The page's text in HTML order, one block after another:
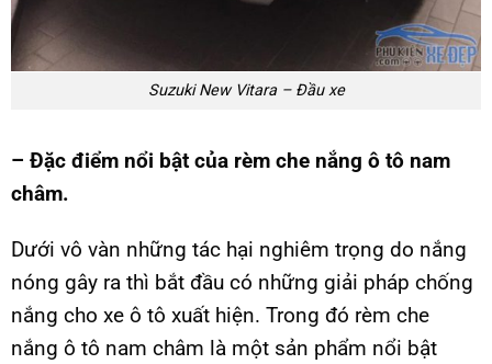
Suzuki New Vitara – Đầu xe
– Đặc điểm nổi bật của rèm che nắng ô tô nam
châm.
Dưới vô vàn những tác hại nghiêm trọng do nắng
nóng gây ra thì bắt đầu có những giải pháp chống
nắng cho xe ô tô xuất hiện. Trong đó rèm che
nắng ô tô nam châm là một sản phẩm nổi bật